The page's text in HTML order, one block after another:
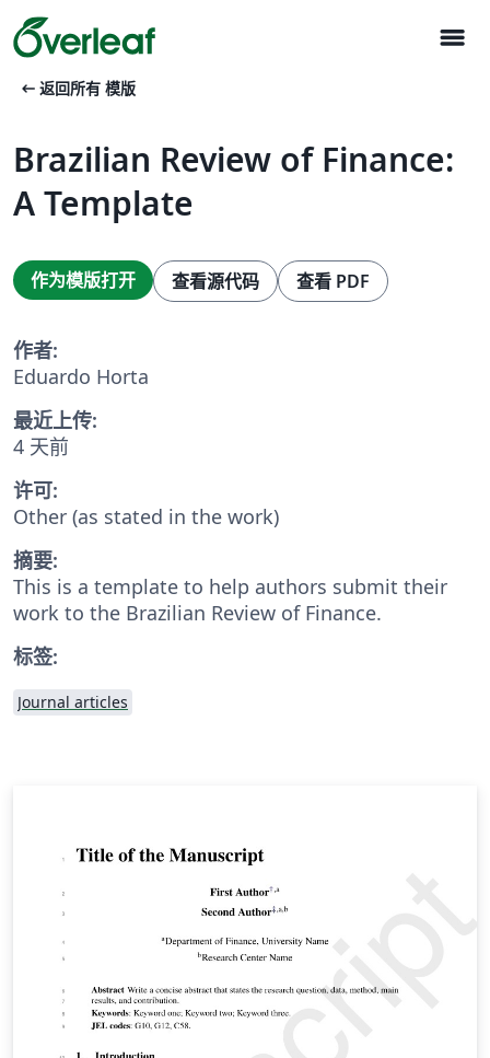
menu
arrow_left_alt 返回所有 模版
Brazilian Review of Finance:
A Template
作为模版打开 查看源代码 查看 PDF
作者:
Eduardo Horta
最近上传:
4 天前
许可:
Other (as stated in the work)
摘要:
This is a template to help authors submit their
work to the Brazilian Review of Finance.
标签:
Journal articles